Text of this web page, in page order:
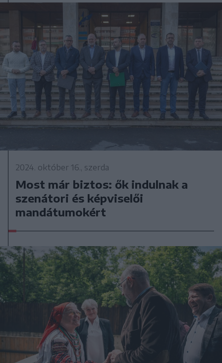
2024. október 16., szerda
Most már biztos: ők indulnak a
szenátori és képviselői
mandátumokért